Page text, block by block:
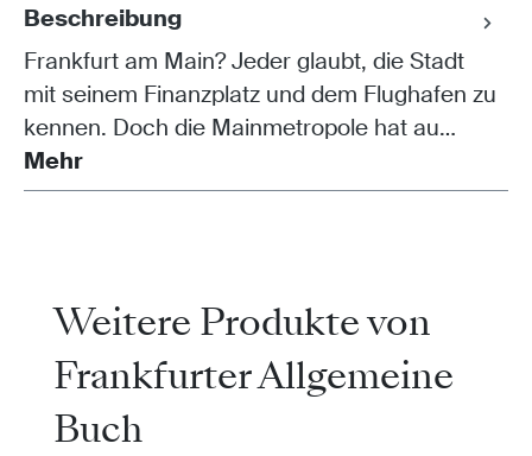
Beschreibung
Frankfurt am Main? Jeder glaubt, die Stadt
mit seinem Finanzplatz und dem Flughafen zu
kennen. Doch die Mainmetropole hat au…
Mehr
Produktgalerie überspringen
Weitere Produkte von
Frankfurter Allgemeine
Buch